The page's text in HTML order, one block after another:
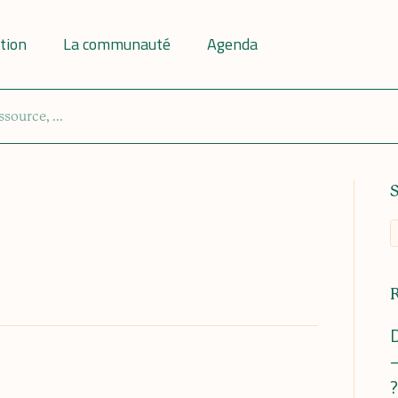
La communauté Agenda
?